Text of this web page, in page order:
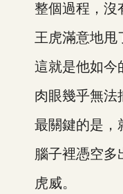
整個過程，沒有
王虎滿意地甩
這就是他如今
肉眼幾乎無法捕
最關鍵的是，就
腦子裡憑空多出
虎威。